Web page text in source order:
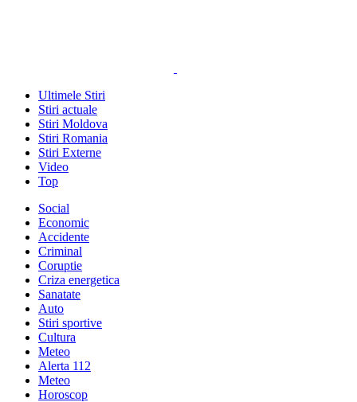
Ultimele Stiri
Stiri actuale
Stiri Moldova
Stiri Romania
Stiri Externe
Video
Top
Social
Economic
Accidente
Criminal
Coruptie
Criza energetica
Sanatate
Auto
Stiri sportive
Cultura
Meteo
Alerta 112
Meteo
Horoscop